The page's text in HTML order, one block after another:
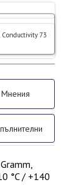
73
Мнения
°C / +140